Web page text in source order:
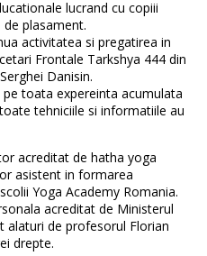
lucrand cu copiii
plasament.
activitatea si pregatirea in
Frontale Tarkshya 444 din
Danisin.
toata expereinta acumulata
tehniciile si informatiile au
acreditat de hatha yoga
asistent in formarea
Yoga Academy Romania.
acreditat de Ministerul
alaturi de profesorul Florian
drepte.